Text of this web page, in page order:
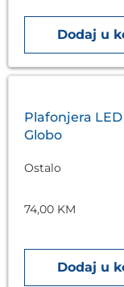
Dodaj u
Plafonjera LED
Globo
Ostalo
74,00 KM
Dodaj u